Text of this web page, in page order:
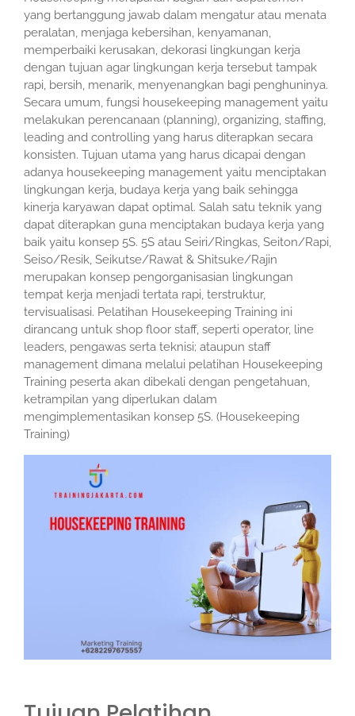
yang bertanggung jawab dalam mengatur atau menata
peralatan, menjaga kebersihan, kenyamanan,
memperbaiki kerusakan, dekorasi lingkungan kerja
dengan tujuan agar lingkungan kerja tersebut tampak
rapi, bersih, menarik, menyenangkan bagi penghuninya.
Secara umum, fungsi housekeeping management yaitu
melakukan perencanaan (planning), organizing, staffing,
leading and controlling yang harus diterapkan secara
konsisten. Tujuan utama yang harus dicapai dengan
adanya housekeeping management yaitu menciptakan
lingkungan kerja, budaya kerja yang baik sehingga
kinerja karyawan dapat optimal. Salah satu teknik yang
dapat diterapkan guna menciptakan budaya kerja yang
baik yaitu konsep 5S. 5S atau Seiri/Ringkas, Seiton/Rapi,
Seiso/Resik, Seikutse/Rawat & Shitsuke/Rajin
merupakan konsep pengorganisasian lingkungan
tempat kerja menjadi tertata rapi, terstruktur,
tervisualisasi. Pelatihan Housekeeping Training ini
dirancang untuk shop floor staff, seperti operator, line
leaders, pengawas serta teknisi; ataupun staff
management dimana melalui pelatihan Housekeeping
Training peserta akan dibekali dengan pengetahuan,
ketrampilan yang diperlukan dalam
mengimplementasikan konsep 5S. (Housekeeping
Training)